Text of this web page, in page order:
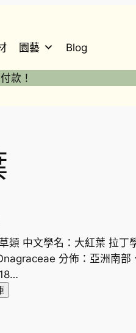
園藝 Blog
款！
類 中文學名：大紅葉 拉
分佈：亞洲南部